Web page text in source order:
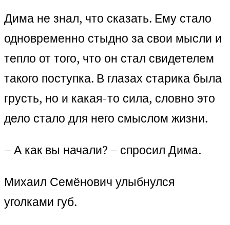
Дима не знал, что сказать. Ему стало
одновременно стыдно за свои мысли и
тепло от того, что он стал свидетелем
такого поступка. В глазах старика была
грусть, но и какая-то сила, словно это
дело стало для него смыслом жизни.
– А как вы начали? – спросил Дима.
Михаил Семёнович улыбнулся
уголками губ.